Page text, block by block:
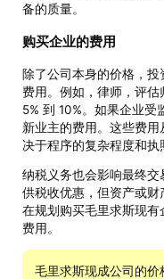
备的质量。
购买企业的费用
除了公司本身的价格，
费用。例如，律师，评
5% 到 10%。如果企业
新业主的费用。这些费
决于程序的复杂程度和执
纳税义务也会影响最终
供税收优惠，但资产或财
在规划购买毛里求斯现
费用。
毛里求斯现成公司的价